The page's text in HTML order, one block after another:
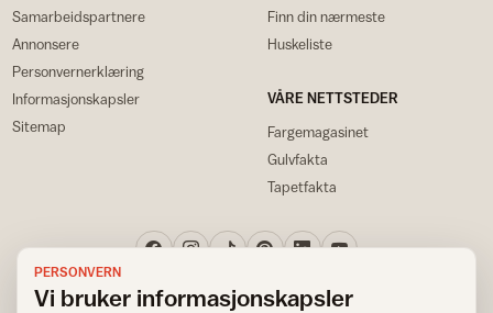
Samarbeidspartnere
Annonsere
Personvernerklæring
Informasjonskapsler
Sitemap
Finn din nærmeste
Huskeliste
VÅRE NETTSTEDER
Fargemagasinet
Gulvfakta
Tapetfakta
PERSONVERN
Vi bruker informasjonskapsler